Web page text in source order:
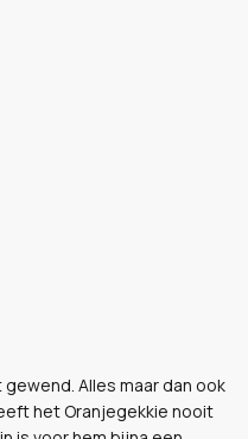
gewend. Alles maar dan ook
het Oranjegekkie nooit